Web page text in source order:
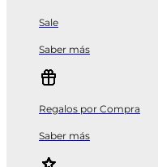
Sale
Saber más
Regalos por Compra
Saber más